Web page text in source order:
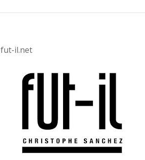
fut-il.net